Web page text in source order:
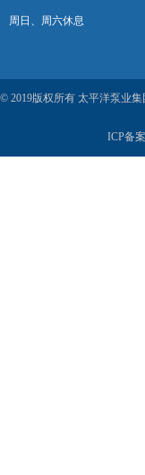
周日、周六休息
© 2019版权所有 太平洋泵业
ICP备